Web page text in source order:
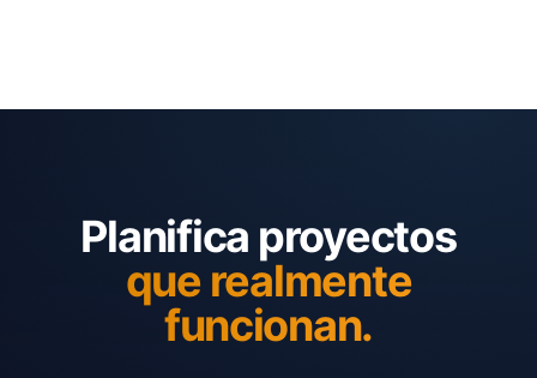
Planifica proyectos
que realmente
funcionan.